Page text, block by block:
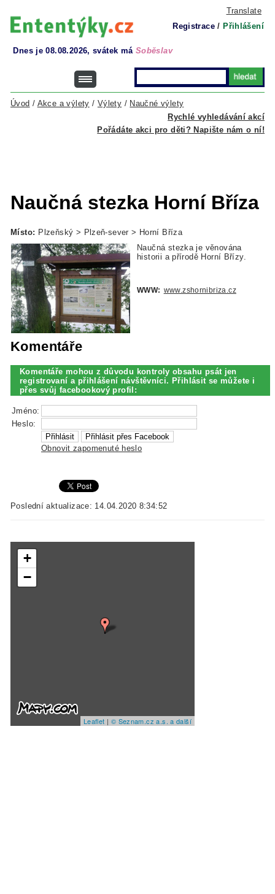
Translate
Registrace / Přihlášení
Dnes je 08.08.2026, svátek má Soběslav
Rychlé vyhledávání akcí
Úvod / Akce a výlety / Výlety / Naučné výlety
Pořádáte akci pro děti? Napište nám o ní!
Naučná stezka Horní Bříza
Místo: Plzeňský > Plzeň-sever > Horní Bříza
Naučná stezka je věnována
historii a přírodě Horní Břízy.
WWW: www.zshornibriza.cz
Komentáře
Komentáře mohou z důvodu kontroly obsahu psát jen
registrovaní a přihlášení návštěvníci. Přihlásit se můžete i
přes svůj facebookový profil:
Jméno:
Heslo:
Obnovit zapomenuté heslo
Poslední aktualizace: 14.04.2020 8:34:52
+
−
Leaflet | © Seznam.cz a.s. a další